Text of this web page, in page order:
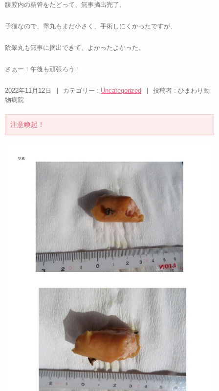
腹腔内の精管をたどって、無事摘出完了。
子猫なので、睾丸もまだ小さく、手術しにくかったですが、
陰睾丸も無事に摘出できて、よかったよかった。
さぁー！午後も頑張ろう！
2022年11月12日 | カテゴリー : Uncategorized |
投稿者 : ひまわり動
物病院
注意喚起！